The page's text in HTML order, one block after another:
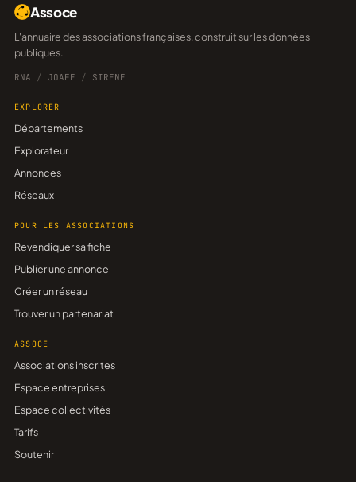
Assoce
L'annuaire des associations françaises, construit sur les données
publiques.
RNA / JOAFE / SIRENE
EXPLORER
Départements
Explorateur
Annonces
Réseaux
POUR LES ASSOCIATIONS
Revendiquer sa fiche
Publier une annonce
Créer un réseau
Trouver un partenariat
ASSOCE
Associations inscrites
Espace entreprises
Espace collectivités
Tarifs
Soutenir